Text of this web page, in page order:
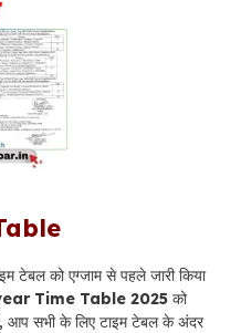
टेबल को एग्जाम से पहले जारी किया
Time Table 2025 को
आप सभी के लिए टाइम टेबल के अंदर